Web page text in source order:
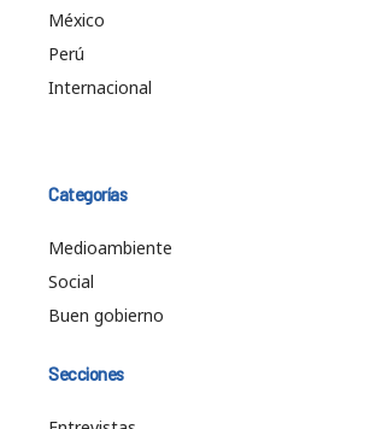
México
Perú
Internacional
Categorías
Medioambiente
Social
Buen gobierno
Secciones